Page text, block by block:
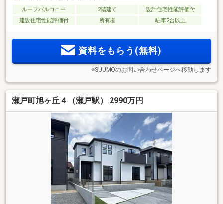
ルーフバルコニー 2階建て
設計住宅性能評価付
建設住宅性能評価付
所有権 駐車2台以上
資料をもらう(無料)
※SUUMOのお問い合わせページへ移動します
瀬戸町旭ヶ丘４（瀬戸駅） 2990万円